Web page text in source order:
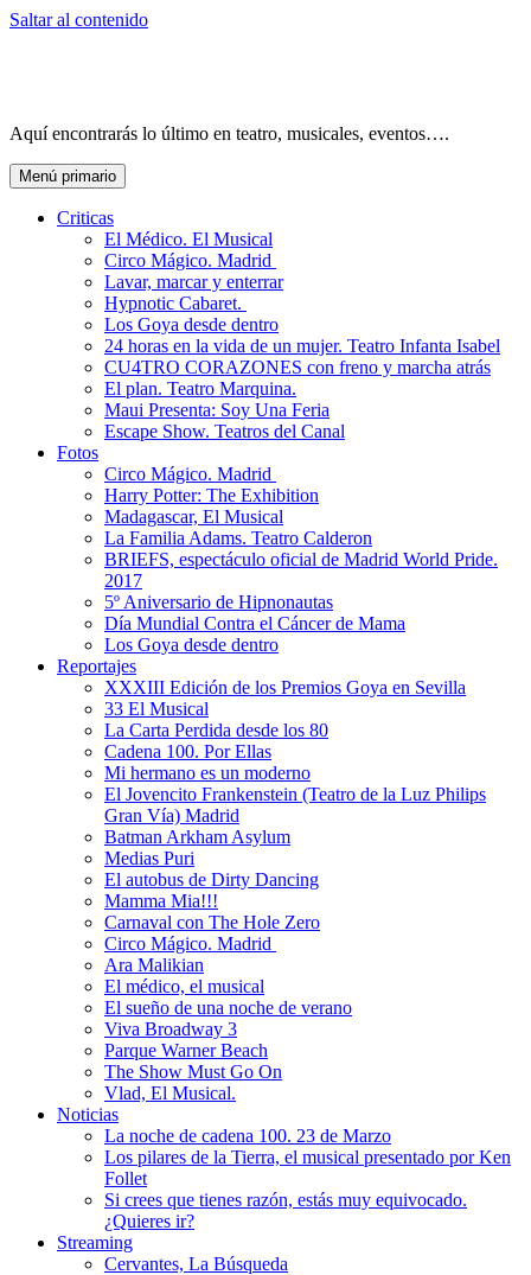
Saltar al contenido
Aquí encontrarás lo último en teatro, musicales, eventos….
Menú primario
Criticas
El Médico. El Musical
Circo Mágico. Madrid
Lavar, marcar y enterrar
Hypnotic Cabaret.
Los Goya desde dentro
24 horas en la vida de un mujer. Teatro Infanta Isabel
CU4TRO CORAZONES con freno y marcha atrás
El plan. Teatro Marquina.
Maui Presenta: Soy Una Feria
Escape Show. Teatros del Canal
Fotos
Circo Mágico. Madrid
Harry Potter: The Exhibition
Madagascar, El Musical
La Familia Adams. Teatro Calderon
BRIEFS, espectáculo oficial de Madrid World Pride.
2017
5º Aniversario de Hipnonautas
Día Mundial Contra el Cáncer de Mama
Los Goya desde dentro
Reportajes
XXXIII Edición de los Premios Goya en Sevilla
33 El Musical
La Carta Perdida desde los 80
Cadena 100. Por Ellas
Mi hermano es un moderno
El Jovencito Frankenstein (Teatro de la Luz Philips
Gran Vía) Madrid
Batman Arkham Asylum
Medias Puri
El autobus de Dirty Dancing
Mamma Mia!!!
Carnaval con The Hole Zero
Circo Mágico. Madrid
Ara Malikian
El médico, el musical
El sueño de una noche de verano
Viva Broadway 3
Parque Warner Beach
The Show Must Go On
Vlad, El Musical.
Noticias
La noche de cadena 100. 23 de Marzo
Los pilares de la Tierra, el musical presentado por Ken
Follet
Si crees que tienes razón, estás muy equivocado.
¿Quieres ir?
Streaming
Cervantes, La Búsqueda